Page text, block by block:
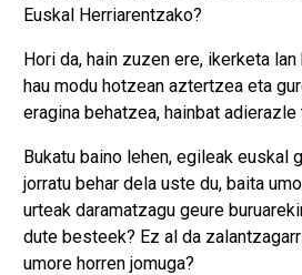
Euskal Herriarentzako?
Hori da, hain zuzen ere, ikerketa
hau modu hotzean aztertzea eta
eragina behatzea, hainbat adierazle
Bukatu baino lehen, egileak euskal
jorratu behar dela uste du, baita
urteak daramatzagu geure
dute besteek? Ez al da
umore horren jomuga?